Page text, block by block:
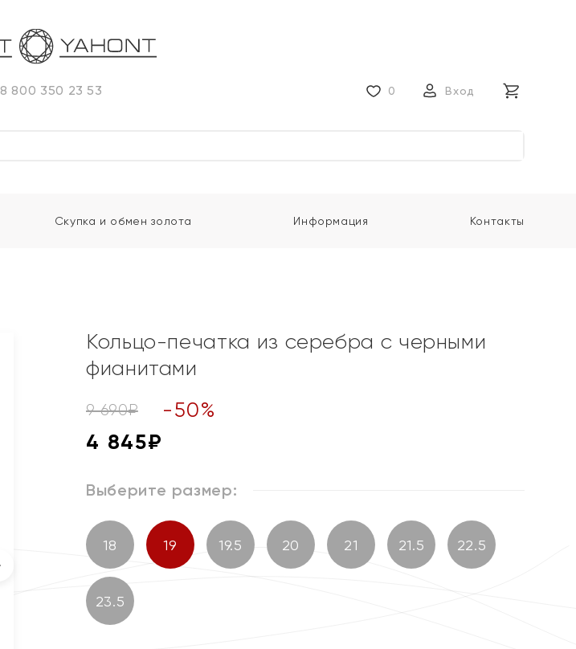
8 800 350 23 53 0 Вход
Скупка и обмен золота Информация Контакты
Кольцо-печатка из серебра с черными
фианитами
9 690₽ -50%
4 845₽
Выберите размер:
18 19 19.5 20 21 21.5 22.5
23.5